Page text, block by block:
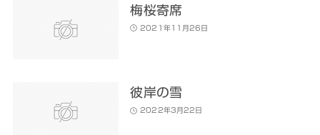
梅桜寄席
2021年11月26日
彼岸の雪
2022年3月22日